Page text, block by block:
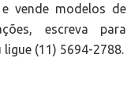
vende modelos de
escreva para
(11) 5694-2788.